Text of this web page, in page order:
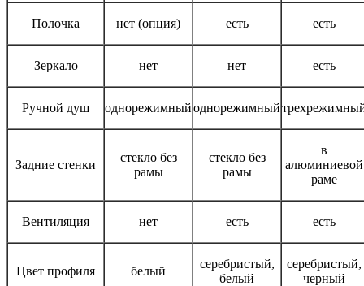
Полочка нет (опция) есть есть
Зеркало нет нет есть
Ручной душ однорежимныйоднорежимный
Задние стенки
стекло без
рамы
стекло без
рамы
в
алюминиевой
раме
Вентиляция нет есть есть
Цвет профиля белый
серебристый,
белый
серебристый,
черный